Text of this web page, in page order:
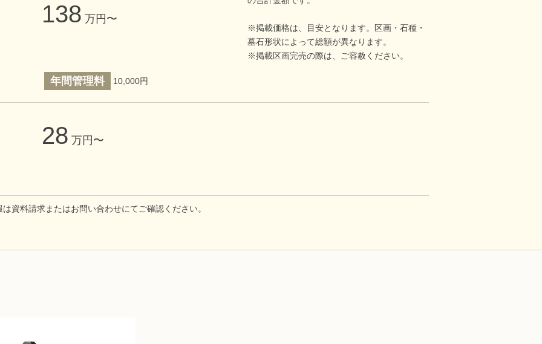
138 万円〜
※掲載価格は、目安となります。区画・石種・
墓石形状によって総額が異なります。
※掲載区画完売の際は、ご容赦ください。
年間管理料 10,000円
28 万円〜
資料請求またはお問い合わせにてご確認ください。